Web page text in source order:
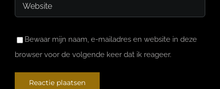
Bewaar mijn naam, e-mailadres en website in deze
browser voor de volgende keer dat ik reageer.